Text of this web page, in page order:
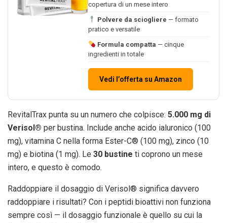
copertura di un mese intero
Polvere da sciogliere — formato
pratico e versatile
Formula compatta — cinque
ingredienti in totale
Vedi l’offerta su Amazon
RevitalTrax punta su un numero che colpisce: 5.000 mg di
Verisol® per bustina. Include anche acido ialuronico (100
mg), vitamina C nella forma Ester-C® (100 mg), zinco (10
mg) e biotina (1 mg). Le 30 bustine ti coprono un mese
intero, e questo è comodo.
Raddoppiare il dosaggio di Verisol® significa davvero
raddoppiare i risultati? Con i peptidi bioattivi non funziona
sempre così — il dosaggio funzionale è quello su cui la